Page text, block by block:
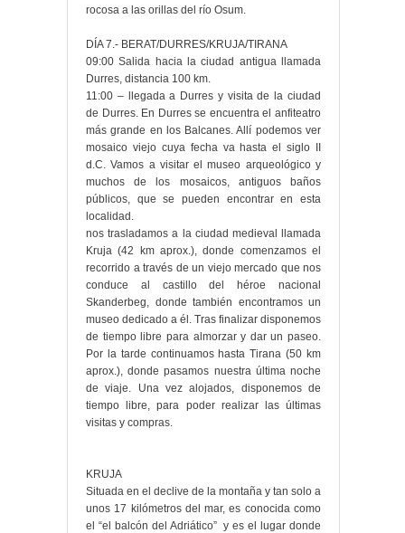
rocosa a las orillas del río Osum.
DÍA 7.- BERAT/DURRES/KRUJA/TIRANA
09:00 Salida hacia la ciudad antigua llamada
Durres, distancia 100 km.
11:00 – llegada a Durres y visita de la ciudad
de Durres. En Durres se encuentra el anfiteatro
más grande en los Balcanes. Allí podemos ver
mosaico viejo cuya fecha va hasta el siglo II
d.C. Vamos a visitar el museo arqueológico y
muchos de los mosaicos, antiguos baños
públicos, que se pueden encontrar en esta
localidad.
nos trasladamos a la ciudad medieval llamada
Kruja (42 km aprox.), donde comenzamos el
recorrido a través de un viejo mercado que nos
conduce al castillo del héroe nacional
Skanderbeg, donde también encontramos un
museo dedicado a él. Tras finalizar disponemos
de tiempo libre para almorzar y dar un paseo.
Por la tarde continuamos hasta Tirana (50 km
aprox.), donde pasamos nuestra última noche
de viaje. Una vez alojados, disponemos de
tiempo libre, para poder realizar las últimas
visitas y compras.
KRUJA
Situada en el declive de la montaña y tan solo a
unos 17 kilómetros del mar, es conocida como
el “el balcón del Adriático” y es el lugar donde